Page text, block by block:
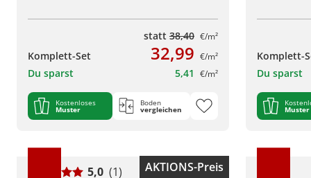
statt 38,40 €/m²
Komplett-Set 32,99 €/m²
Du sparst 5,41 €/m²
Kostenloses
Muster
Boden
vergleichen
Komplett-
Du sparst
Muster
AKTIONS-Preis
5,0 (1)